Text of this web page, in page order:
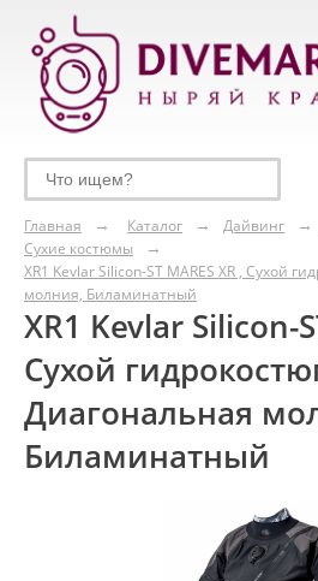
Главная Каталог Дайвинг
Сухие костюмы
XR1 Kevlar Silicon-ST MARES XR , Сухой
молния, Биламинатный
XR1 Kevlar Silicon-
Сухой
Диагональная
Биламинатный